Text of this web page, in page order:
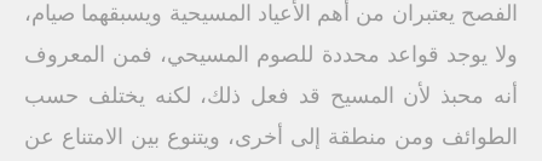
الفصح يعتبران من أهم الأعياد المسيحية ويسبقهما صيام،
ولا يوجد قواعد محددة للصوم المسيحي، فمن المعروف
أنه محبذ لأن المسيح قد فعل ذلك، لكنه يختلف حسب
الطوائف ومن منطقة إلى أخرى، ويتنوع بين الامتناع عن